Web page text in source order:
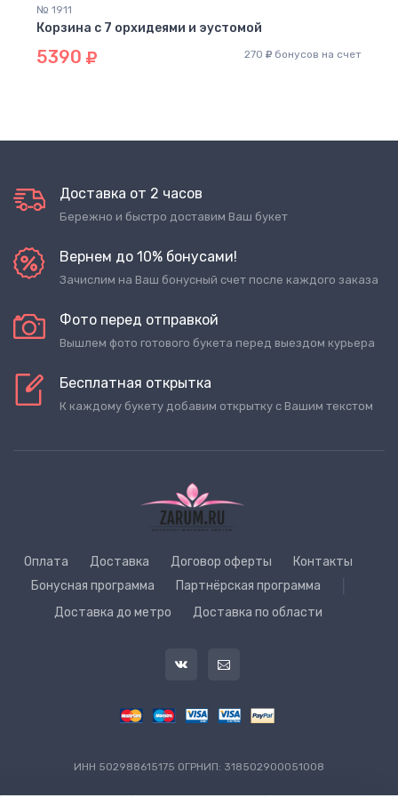
№ 1911
Корзина с 7 орхидеями и эустомой
5390 270 бонусов на счет
Доставка от 2 часов
Бережно и быстро доставим Ваш букет
Вернем до 10% бонусами!
Зачислим на Ваш бонусный счет после каждого заказа
Фото перед отправкой
Вышлем фото готового букета перед выездом курьера
Бесплатная открытка
К каждому букету добавим открытку с Вашим текстом
Оплата Доставка Договор оферты
Контакты
Бонусная программа
Партнёрская программа
Доставка до метро Доставка по области
ИНН 502988615175 ОГРНИП: 318502900051008